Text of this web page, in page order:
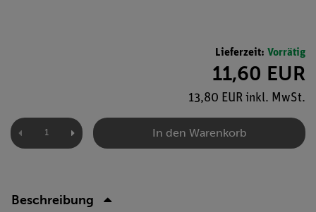
Lieferzeit: Vorrätig
11,60 EUR
13,80 EUR inkl. MwSt.
In den Warenkorb
Beschreibung